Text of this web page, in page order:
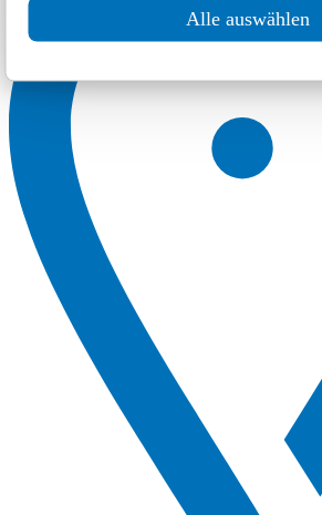
Alle auswählen